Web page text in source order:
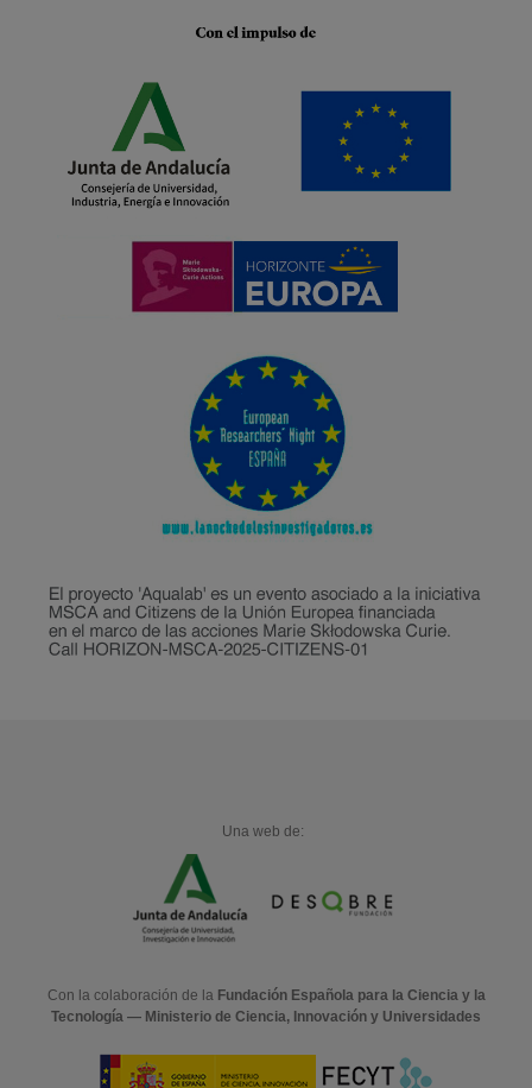
Una web de:
Con la colaboración de la Fundación Española para la Ciencia y la
Tecnología — Ministerio de Ciencia, Innovación y Universidades